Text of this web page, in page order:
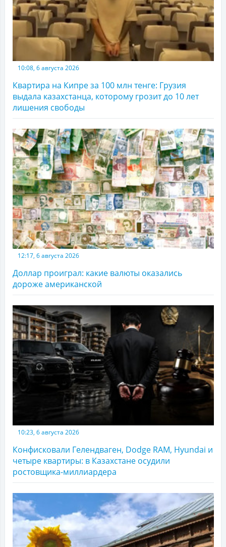
10:08, 6 августа 2026
Квартира на Кипре за 100 млн тенге: Грузия
выдала казахстанца, которому грозит до 10 лет
лишения свободы
12:17, 6 августа 2026
Доллар проиграл: какие валюты оказались
дороже американской
10:23, 6 августа 2026
Конфисковали Гелендваген, Dodge RAM, Hyundai и
четыре квартиры: в Казахстане осудили
ростовщика-миллиардера